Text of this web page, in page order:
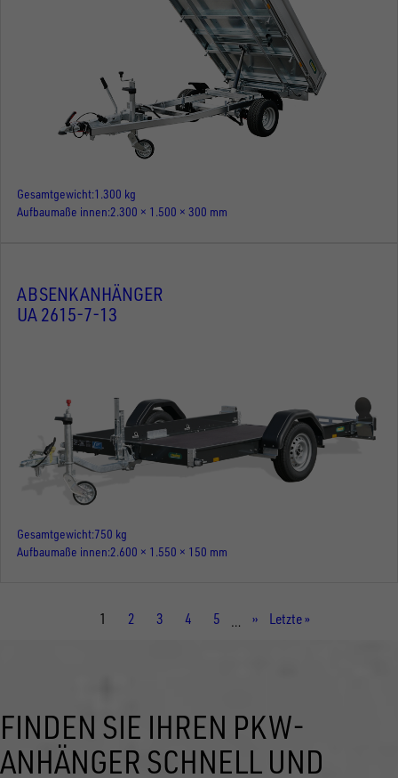
Gesamtgewicht 1.300 kg
Aufbaumaße innen 2.300 × 1.500 × 300 mm
ABSENKANHÄNGER
UA 2615-7-13
Gesamtgewicht 750 kg
Aufbaumaße innen 2.600 × 1.550 × 150 mm
Aktuelle
1 Seite
2 Seite
3 Seite
4 Seite
5 …
Nächste
››
Letzte
Letzte »
FINDEN SIE IHREN PKW-
ANHÄNGER SCHNELL UND